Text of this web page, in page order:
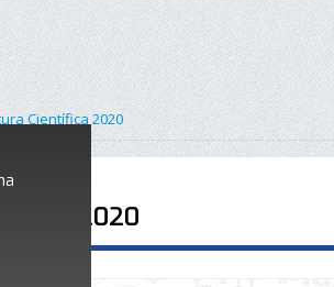
Científica 2020
2020